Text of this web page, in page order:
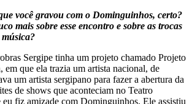
você gravou com o Dominguinhos, certo?
mais sobre esse encontro e sobre as trocas
Sergipe tinha um projeto chamado Projeto
em que ela trazia um artista nacional, de
um artista sergipano para fazer a abertura da
de shows que aconteciam no Teatro
fiz amizade com Dominguinhos. Ele assistiu